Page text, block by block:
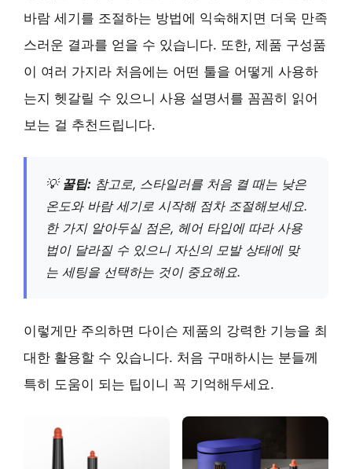
바람 세기를 조절하는 방법에 익숙해지면 더욱 만족
스러운 결과를 얻을 수 있습니다. 또한, 제품 구성품
이 여러 가지라 처음에는 어떤 툴을 어떻게 사용하
는지 헷갈릴 수 있으니 사용 설명서를 꼼꼼히 읽어
보는 걸 추천드립니다.
💡 꿀팁: 참고로, 스타일러를 처음 켤 때는 낮은
온도와 바람 세기로 시작해 점차 조절해보세요.
한 가지 알아두실 점은, 헤어 타입에 따라 사용
법이 달라질 수 있으니 자신의 모발 상태에 맞
는 세팅을 선택하는 것이 중요해요.
이렇게만 주의하면 다이슨 제품의 강력한 기능을 최
대한 활용할 수 있습니다. 처음 구매하시는 분들께
특히 도움이 되는 팁이니 꼭 기억해두세요.